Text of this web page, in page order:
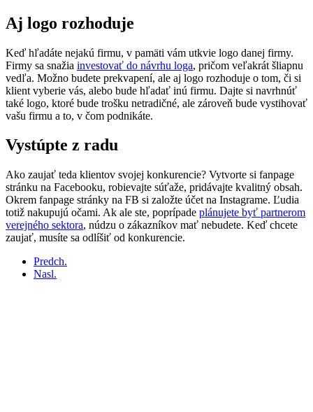
Aj logo rozhoduje
Keď hľadáte nejakú firmu, v pamäti vám utkvie logo danej firmy.
Firmy sa snažia investovať do návrhu loga, pričom veľakrát šliapnu
vedľa. Možno budete prekvapení, ale aj logo rozhoduje o tom, či si
klient vyberie vás, alebo bude hľadať inú firmu. Dajte si navrhnúť
také logo, ktoré bude trošku netradičné, ale zároveň bude vystihovať
vašu firmu a to, v čom podnikáte.
Vystúpte z radu
Ako zaujať teda klientov svojej konkurencie? Vytvorte si fanpage
stránku na Facebooku, robievajte súťaže, pridávajte kvalitný obsah.
Okrem fanpage stránky na FB si založte účet na Instagrame. Ľudia
totiž nakupujú očami. Ak ale ste, poprípade plánujete byť partnerom
verejného sektora, núdzu o zákazníkov mať nebudete. Keď chcete
zaujať, musíte sa odlíšiť od konkurencie.
Predch.
Nasl.